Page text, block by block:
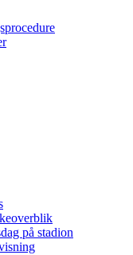
på stadion